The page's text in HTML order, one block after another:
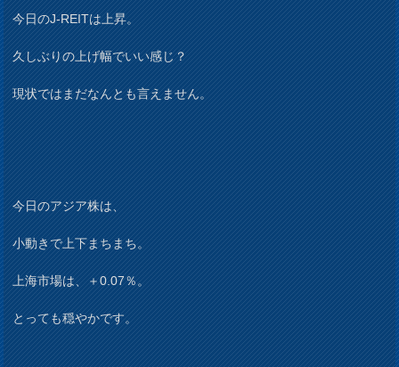
今日のJ-REITは上昇。
久しぶりの上げ幅でいい感じ？
現状ではまだなんとも言えません。
今日のアジア株は、
小動きで上下まちまち。
上海市場は、＋0.07％。
とっても穏やかです。